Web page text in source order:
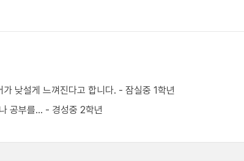
가 낮설게 느껴진다고 합니다. - 잠실중 1학년
공부를... - 경성중 2학년